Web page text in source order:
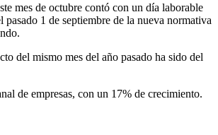
mes de octubre contó con un día laborable
pasado 1 de septiembre de la nueva normativa
del mismo mes del año pasado ha sido del
de empresas, con un 17% de crecimiento.